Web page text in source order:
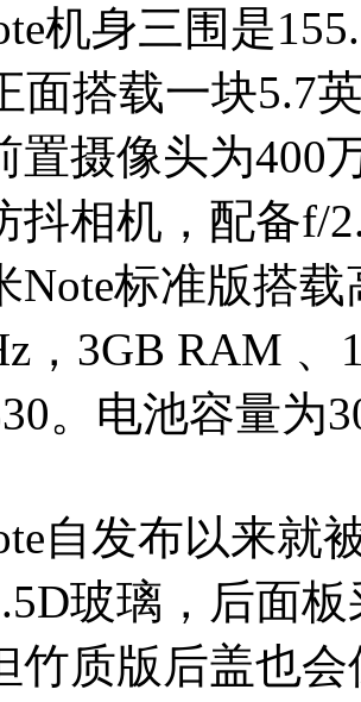
机身三围是
面搭载一块5.7
置摄像头为400
抖相机，配备f/
Note标准版搭
，3GB RAM 、
。电池容量为
自发布以来就
玻璃，后面
竹质版后盖也